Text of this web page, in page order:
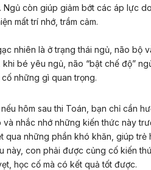
Ngủ còn giúp giảm bớt các áp lực
mất trí nhớ, trầm cảm.
nhiên là ở trạng thái ngủ, não bộ
khi bé yêu ngủ, não “bật chế độ”
những gì quan trọng.
hôm sau thi Toán, bạn chỉ cần
nhắc nhớ những kiến thức này
qua những phần khó khăn, giúp trẻ
này, con phải được củng cố kiến
học cố mà có kết quả tốt được.